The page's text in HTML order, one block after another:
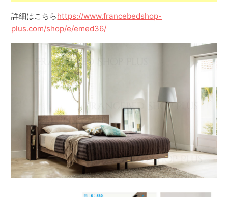
詳細はこちらhttps://www.francebedshop-
plus.com/shop/e/emed36/